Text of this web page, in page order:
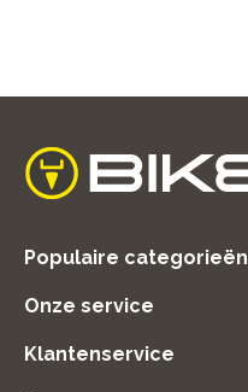
home
Populaire categorieën
Onze service
Klantenservice